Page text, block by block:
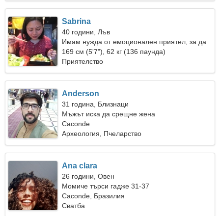
Sabrina
40 години, Лъв
Имам нужда от емоционален приятел, за да
караме ски заедно
169 см (5'7"), 62 кг (136 паунда)
Приятелство
Anderson
31 година, Близнаци
Мъжът иска да срещне жена
Caconde
Археология, Пчеларство
Ana clara
26 години, Овен
Момиче търси гадже 31-37
Caconde, Бразилия
Сватба